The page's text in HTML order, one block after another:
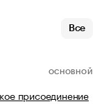
Все
ОСНОВНОЙ
присоединение